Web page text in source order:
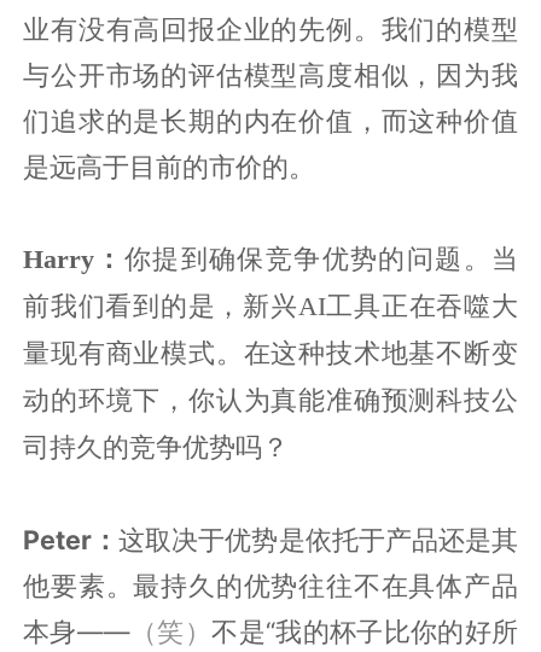
业有没有高回报企业的先例。我们的模型
与公开市场的评估模型高度相似，因为我
们追求的是长期的内在价值，而这种价值
是远高于目前的市价的。
Harry： 你提到确保竞争优势的问题。当
前我们看到的是，新兴AI工具正在吞噬大
量现有商业模式。在这种技术地基不断变
动的环境下，你认为真能准确预测科技公
司持久的竞争优势吗？
Peter：这取决于优势是依托于产品还是其
他要素。最持久的优势往往不在具体产品
本身——（笑）不是“我的杯子比你的好所